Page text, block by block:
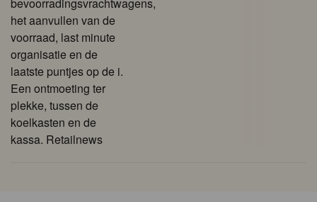
het aanvullen van de
voorraad, last minute
organisatie en de
laatste puntjes op de i.
Een ontmoeting ter
plekke, tussen de
koelkasten en de
kassa. Retailnews